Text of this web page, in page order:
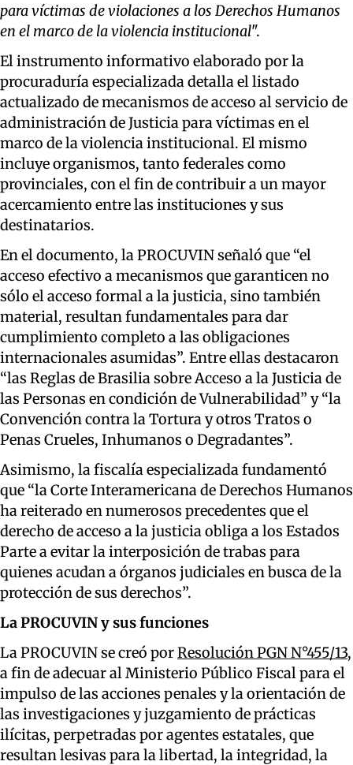
para víctimas de violaciones a los Derechos Humanos
en el marco de la violencia institucional".
El instrumento informativo elaborado por la
procuraduría especializada detalla el listado
actualizado de mecanismos de acceso al servicio de
administración de Justicia para víctimas en el
marco de la violencia institucional. El mismo
incluye organismos, tanto federales como
provinciales, con el fin de contribuir a un mayor
acercamiento entre las instituciones y sus
destinatarios.
En el documento, la PROCUVIN señaló que “el
acceso efectivo a mecanismos que garanticen no
sólo el acceso formal a la justicia, sino también
material, resultan fundamentales para dar
cumplimiento completo a las obligaciones
internacionales asumidas”. Entre ellas destacaron
“las Reglas de Brasilia sobre Acceso a la Justicia de
las Personas en condición de Vulnerabilidad” y “la
Convención contra la Tortura y otros Tratos o
Penas Crueles, Inhumanos o Degradantes”.
Asimismo, la fiscalía especializada fundamentó
que “la Corte Interamericana de Derechos Humanos
ha reiterado en numerosos precedentes que el
derecho de acceso a la justicia obliga a los Estados
Parte a evitar la interposición de trabas para
quienes acudan a órganos judiciales en busca de la
protección de sus derechos”.
La PROCUVIN y sus funciones
La PROCUVIN se creó porResolución PGN N°455/13,
a fin de adecuar al Ministerio Público Fiscal para el
impulso de las acciones penales y la orientación de
las investigaciones y juzgamiento de prácticas
ilícitas, perpetradas por agentes estatales, que
resultan lesivas para la libertad, la integridad, la